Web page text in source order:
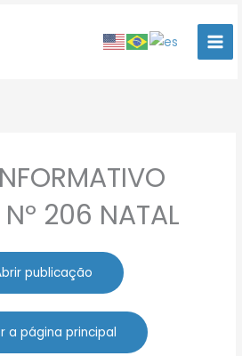
Nº 206 NATAL
publicação
a página principal